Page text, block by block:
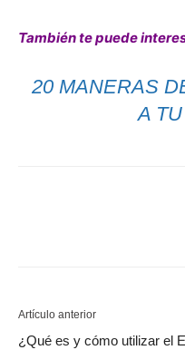
También te puede
20 MANERAS
A
Artículo anterior
¿Qué es y cómo utilizar el